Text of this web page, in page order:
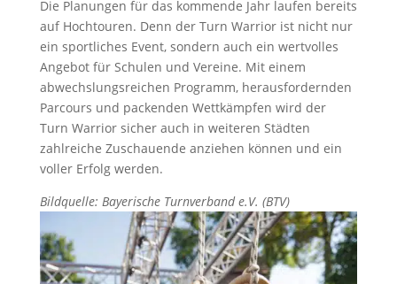
Die Planungen für das kommende Jahr laufen bereits
auf Hochtouren. Denn der Turn Warrior ist nicht nur
ein sportliches Event, sondern auch ein wertvolles
Angebot für Schulen und Vereine. Mit einem
abwechslungsreichen Programm, herausfordernden
Parcours und packenden Wettkämpfen wird der
Turn Warrior sicher auch in weiteren Städten
zahlreiche Zuschauende anziehen können und ein
voller Erfolg werden.
Bildquelle: Bayerische Turnverband e.V. (BTV)